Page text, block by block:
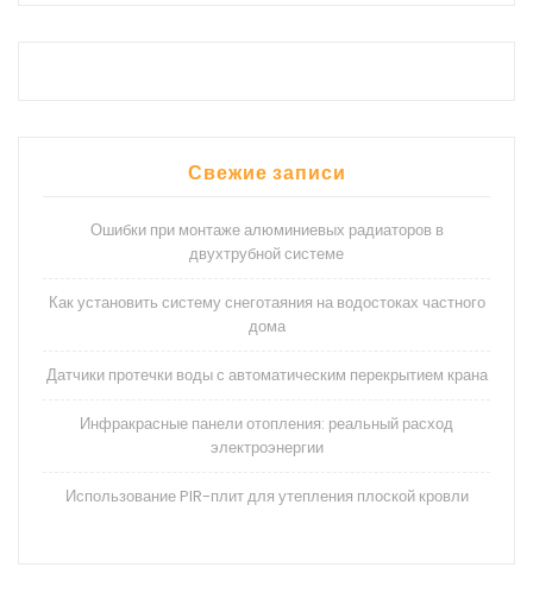
Свежие записи
Ошибки при монтаже алюминиевых радиаторов в
двухтрубной системе
Как установить систему снеготаяния на водостоках частного
дома
Датчики протечки воды с автоматическим перекрытием крана
Инфракрасные панели отопления: реальный расход
электроэнергии
Использование PIR-плит для утепления плоской кровли